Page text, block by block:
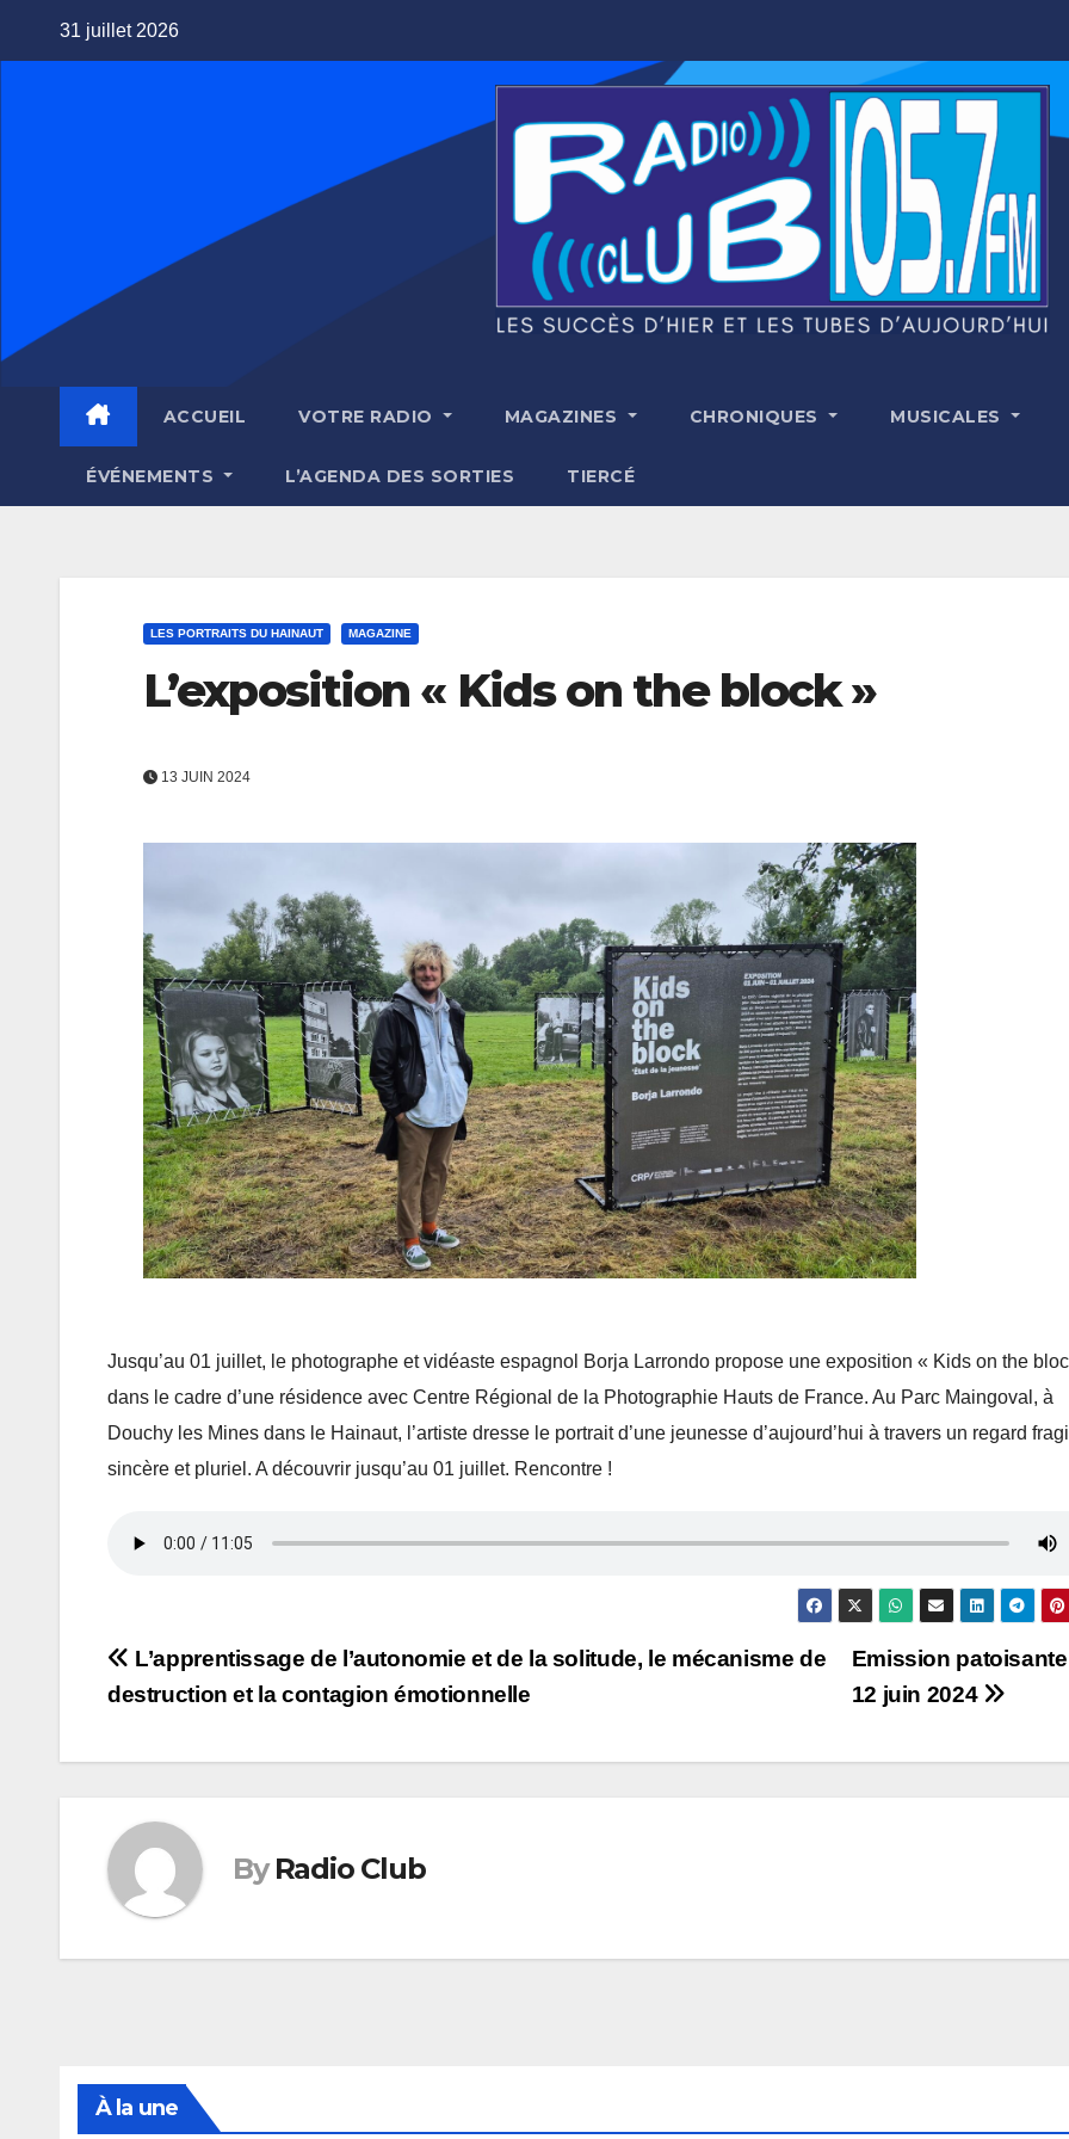
31 juillet 2026
ACCUEIL VOTRE RADIO MAGAZINES CHRONIQUES MUSICALES
ÉVÉNEMENTS L’AGENDA DES SORTIES TIERCÉ
LES PORTRAITS DU HAINAUT MAGAZINE
L’exposition « Kids on the block »
13 JUIN 2024
Jusqu’au 01 juillet, le photographe et vidéaste espagnol Borja Larrondo propose une exposition « Kids on the
dans le cadre d’une résidence avec Centre Régional de la Photographie Hauts de France. Au Parc Maingoval, à
Douchy les Mines dans le Hainaut, l’artiste dresse le portrait d’une jeunesse d’aujourd’hui à travers un regard
sincère et pluriel. A découvrir jusqu’au 01 juillet. Rencontre !
Navigation
de
l’article
Emission
12 juin 2024
L’apprentissage de l’autonomie et de la solitude, le mécanisme de
destruction et la contagion émotionnelle
By Radio Club
À la une